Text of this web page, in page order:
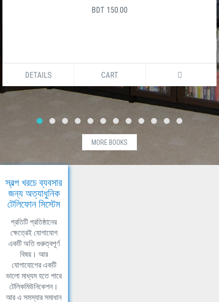
সালেক উদ্দীন
DETAILS CART
MORE BOOKS
স্বল্প খরচে ব্যবসার
জন্য অত্যাধুনিক
টেলিফোন সিস্টেম
প্রতিটি প্রতিষ্ঠানের
ক্ষেত্রেই যোগাযোগ
একটি অতি গুরুত্বপূর্ণ
বিষয়। আর
যোগাযোগের একটি
ভালো মাধ্যম হতে পারে
টেলিকমিউনিকেশন।
আর এ সমস্যার সমাধান